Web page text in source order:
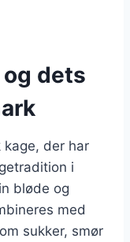
dets
kage, der har
i
bløde og
med
sukker, smør